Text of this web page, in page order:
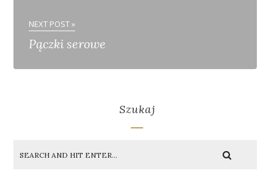
NEXT POST »
Pączki serowe
Szukaj